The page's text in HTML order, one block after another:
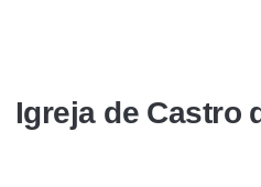
Igreja de Castro